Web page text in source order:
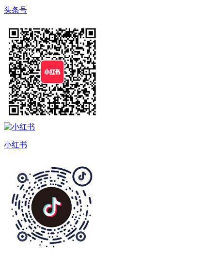
头条号
小红书